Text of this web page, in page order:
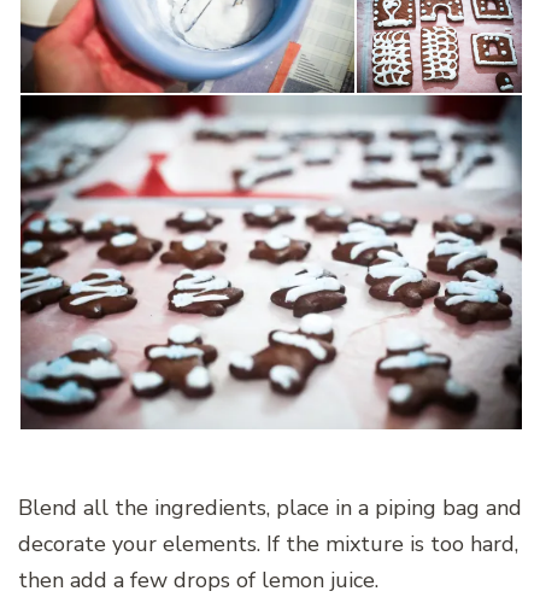
Blend all the ingredients, place in a piping bag and
decorate your elements. If the mixture is too hard,
then add a few drops of lemon juice.